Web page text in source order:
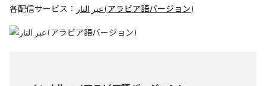
各配信サービス：
عبر النار (アラビア語バージョン)